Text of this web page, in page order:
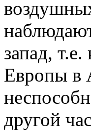
запад,
Европы в
другой